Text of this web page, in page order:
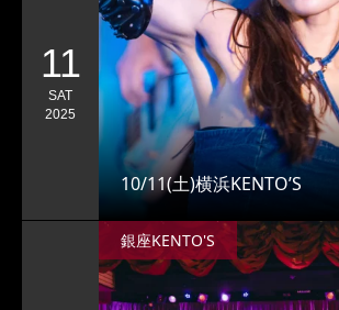
11
SAT
2025
10/11(土)横浜KENTO’S
銀座KENTO'S